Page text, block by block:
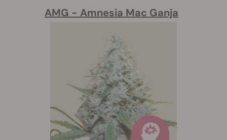
AMG - Amnesia Mac Ganja